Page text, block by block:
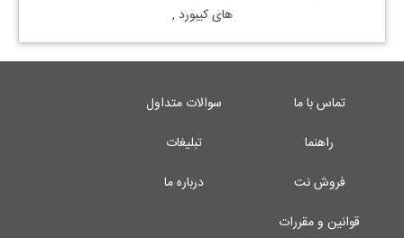
هایکیبورد ,
تماس با ما
سوالات متداول
راهنما
تبلیغات
فروش نت
درباره ما
قوانین و مقررات